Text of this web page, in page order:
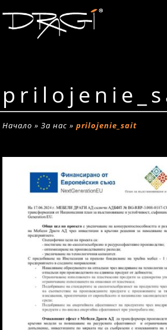
Начало »За нас »prilojenie_sait